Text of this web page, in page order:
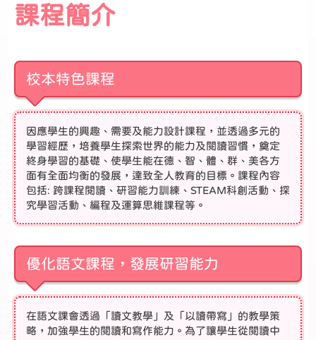
課程簡介
校本特色課程
因應學生的興趣、需要及能力設計課程，並透過多元的
學習經歷，培養學生探索世界的能力及閱讀習慣，奠定
終身學習的基礎、使學生能在德、智、體、群、美各方
面有全面均衡的發展，達致全人教育的目標。課程內容
包括: 跨課程閱讀、研習能力訓練、STEAM科創活動、探
究學習活動、編程及運算思維課程等。
優化語文課程，發展研習能力
在語文課會透過「讀文教學」及「以讀帶寫」的教學策
略，加強學生的閱讀和寫作能力。為了讓學生從閱讀中